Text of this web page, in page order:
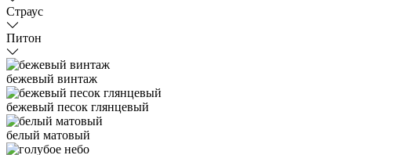
Страус
Питон
бежевый винтаж
бежевый песок глянцевый
белый матовый